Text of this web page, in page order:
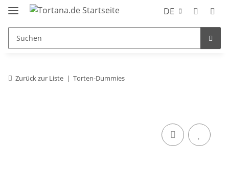
DE
Zurück zur Liste Torten-Dummies